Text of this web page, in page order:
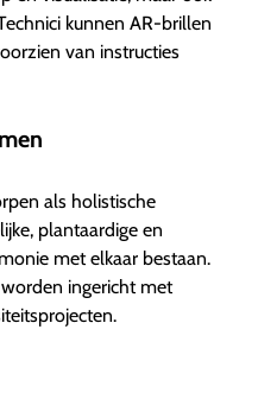
kunnen AR-brillen
van instructies
als holistische
plantaardige en
met elkaar bestaan.
ingericht met